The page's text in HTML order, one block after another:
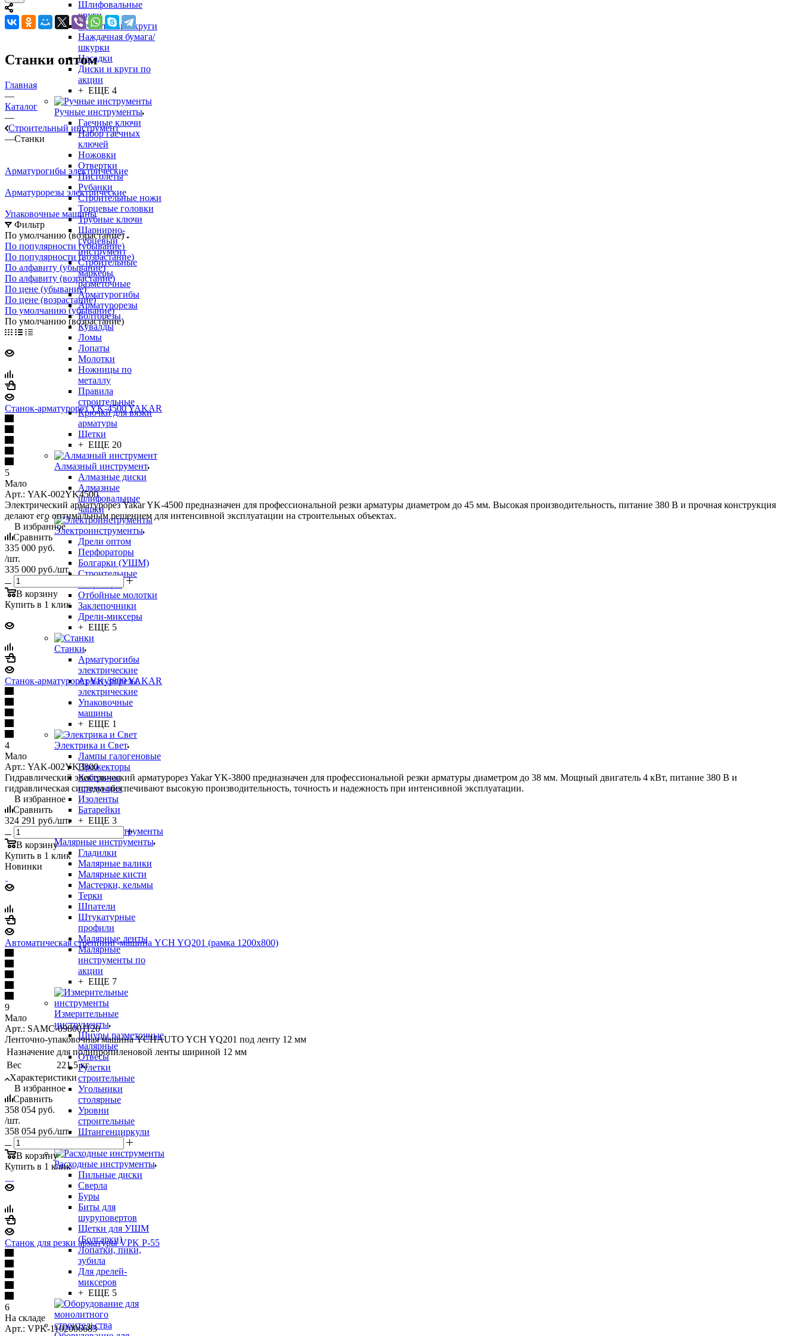
Шлифовальные
круги
Лепестковые круги
Наждачная бумага/
шкурки
Насадки
Диски и круги по
акции
+ ЕЩЕ 4
Ручные инструменты
Гаечные ключи
Набор гаечных
ключей
Ножовки
Отвертки
Пистолеты
Рубанки
Строительные ножи
Торцевые головки
Трубные ключи
Шарнирно-
губцевый
инструмент
Строительные
маркеры
разметочные
Арматурогибы
Арматурорезы
Болторезы
Кувалды
Ломы
Лопаты
Молотки
Ножницы по
металлу
Правила
строительные
Крючки для вязки
арматуры
Щетки
+ ЕЩЕ 20
Алмазный инструмент
Алмазные диски
Алмазные
шлифовальные
чашки
Электроинструменты
Дрели оптом
Перфораторы
Болгарки (УШМ)
Строительные
Отбойные молотки
Заклепочники
Дрели-миксеры
+ ЕЩЕ 5
Станки
Арматурогибы
электрические
Арматурорезы
электрические
Упаковочные
машины
+ ЕЩЕ 1
Электрика и Свет
Лампы галогеновые
Прожекторы
Кабельная
продукция
Изоленты
Батарейки
+ ЕЩЕ 3
Малярные инструменты
Гладилки
Малярные валики
Малярные кисти
Мастерки, кельмы
Терки
Шпатели
Штукатурные
профили
Малярные ленты
Малярные
инструменты по
акции
+ ЕЩЕ 7
Измерительные
инструменты
Шнуры разметочные
малярные
Отвесы
Рулетки
строительные
Угольники
столярные
Уровни
строительные
Штангенциркули
Расходные инструменты
Пильные диски
Сверла
Буры
Биты для
шуруповертов
Щетки для УШМ
(Болгарки)
Лопатки, пики,
зубила
Для дрелей-
миксеров
+ ЕЩЕ 5
Станки оптом
Главная
—
Каталог
—
Строительный инструмент
—Станки
Арматурогибы электрические
Арматурорезы электрические
Упаковочные машины
Фильтр
По умолчанию (возрастание)
По популярности (убывание)
По популярности (возрастание)
По алфавиту (убывание)
По алфавиту (возрастание)
По цене (убывание)
По цене (возрастание)
По умолчанию (убывание)
По умолчанию (возрастание)
Станок-арматурорез YK-4500 YAKAR
5
Мало
Арт.: YAK-002YK4500
Электрический арматурорез Yakar YK-4500 предназначен для профессиональной резки арматуры диаметром до 45 мм. Высокая производительность, питание 380 В и прочная конструкция
делают его оптимальным решением для интенсивной эксплуатации на строительных объектах.
В избранное
Сравнить
335 000 руб.
/шт.
335 000 руб./шт.
В корзину
Купить в 1 клик
Станок-арматурорез YK-3800 YAKAR
4
Мало
Арт.: YAK-002YK3800
Гидравлический электрический арматурорез Yakar YK-3800 предназначен для профессиональной резки арматуры диаметром до 38 мм. Мощный двигатель 4 кВт, питание 380 В и
гидравлическая система обеспечивают высокую производительность, точность и надежность при интенсивной эксплуатации.
В избранное
Сравнить
324 291 руб./шт.
В корзину
Купить в 1 клик
Новинки
Автоматическая стреппинг-машина YCH YQ201 (рамка 1200х800)
9
Мало
Арт.: SAMC-098001120
Ленточно-упаковочная машина YCHAUTO YCH YQ201 под ленту 12 мм
Назначение для полипропиленовой ленты шириной 12 мм
Вес
221,5 кг
Характеристики
В избранное
Сравнить
358 054 руб.
/шт.
358 054 руб./шт.
В корзину
Купить в 1 клик
Станок для резки арматуры VPK Р-55
6
На складе
Арт.: VPK-1102006683